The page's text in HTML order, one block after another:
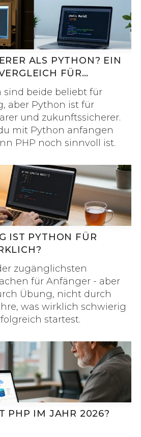
ALS PYTHON? EIN
FÜR
sind beide beliebt für
aber Python ist für
und zukunftssicherer.
mit Python anfangen
PHP noch sinnvoll ist.
IST PYTHON FÜR
zugänglichsten
für Anfänger - aber
Übung, nicht durch
was wirklich schwierig
startest.
PHP IM JAHR 2026?